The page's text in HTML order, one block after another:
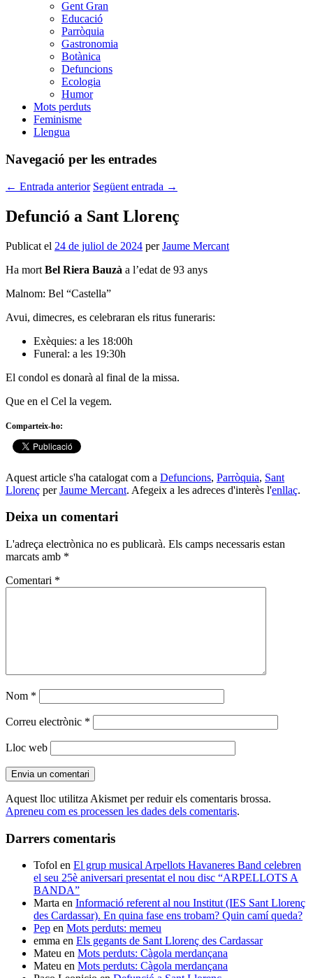
Gent Gran
Educació
Parròquia
Gastronomia
Botànica
Defuncions
Ecologia
Humor
Mots perduts
Feminisme
Llengua
Navegació per les entrades
← Entrada anterior Següent entrada →
Defunció a Sant Llorenç
Publicat el 24 de juliol de 2024 perJaume Mercant
Ha mort Bel Riera Bauzà a l’edat de 93 anys
Malnom: Bel “Castella”
Avui, dimecres, es celebraran els ritus funeraris:
Exèquies: a les 18:00h
Funeral: a les 19:30h
El condol es donarà al final de la missa.
Que en el Cel la vegem.
Comparteix-ho:
Aquest article s'ha catalogat com a Defuncions, Parròquia, Sant
Llorenç perJaume Mercant. Afegeix a les adreces d'interès l'enllaç.
Deixa un comentari
L'adreça electrònica no es publicarà. Els camps necessaris estan
marcats amb *
Comentari *
Nom *
Correu electrònic *
Lloc web
Aquest lloc utilitza Akismet per reduir els comentaris brossa.
Apreneu com es processen les dades dels comentaris.
Darrers comentaris
Tofol en El grup musical Arpellots Havaneres Band celebren
el seu 25è aniversari presentat el nou disc “ARPELLOTS A
BANDA”
Marta en Informació referent al nou Institut (IES Sant Llorenç
des Cardassar). En quina fase ens trobam? Quin camí queda?
Pep en Mots perduts: memeu
emma en Els gegants de Sant Llorenç des Cardassar
Mateu en Mots perduts: Càgola merdançana
Mateu en Mots perduts: Càgola merdançana